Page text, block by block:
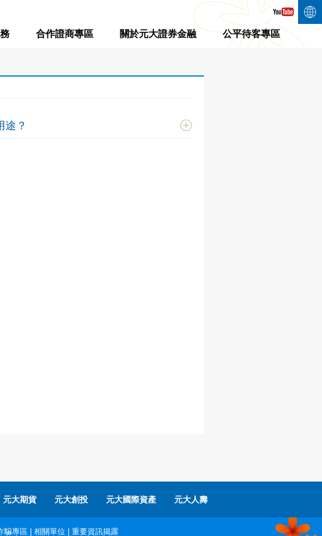
合作證商專區 關於元大證券金融 公平待客專區
途？
元大期貨 元大創投 元大國際資產 元大人壽
騙專區 相關單位 重要資訊揭露